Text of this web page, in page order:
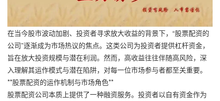
在当今股市波动加剧、投资者寻求放大收益的背景下，“股票配资的
公司”逐渐成为市场热议的焦点。这类公司为投资者提供杠杆资金，
旨在放大投资规模与潜在利润。然而，高收益往往伴随高风险，深
入理解其运作模式与潜在陷阱，对每一位市场参与者都至关重要。
**股票配资的运作机制与市场角色**
股票配资公司本质上提供了一种融资服务。投资者以自有资金作为